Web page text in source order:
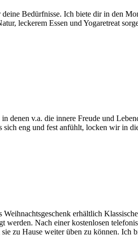
Bedürfnisse. Ich biete dir in den
leckerem Essen und Yogaretreat
v.a. die innere Freude und
eng und fest anfühlt, locken wir in
erhältlich
Nach einer kostenlosen
zu Hause weiter üben zu können. Ich